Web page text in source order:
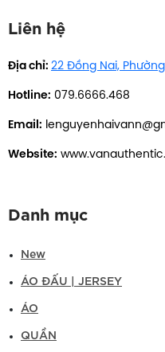
Liên hệ
Địa chỉ: 22 Đồng Nai, Phường
Hotline: 079.6666.468
Email:
Website:
Danh mục
New
ÁO ĐẤU | JERSEY
ÁO
QUẦN